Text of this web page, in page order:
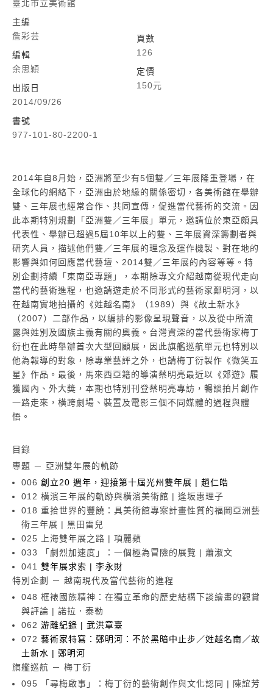
臺北市立美術館
主編
詹彩芸
編輯
余思穎
出版日
2014/09/26
書號
977-101-80-2200-1
頁數
126
定價
150元
2014年自8月始，亞洲將至少有5個雙／三年展隆重登場，在
全球化的網絡下，亞洲由於地緣的關係密切，各美術館在舉辦
雙、三年展也經常合作、共同宣傳，促進當代藝術的交流。因
此本期特別規劃「亞洲雙／三年展」單元，邀請位於東亞頗具
代表性、舉辦已超過5屆10年以上的雙、三年展資深籌劃者與
研究人員，描述他們雙／三年展的理念及運作機製、對在地的
影響與如何回應當代藝壇、2014雙／三年展的內容等等。特
別企劃持續「東南亞專題」，本期除專文介紹越南從現代走向
當代的藝術進程，也邀請遊走於不同形式的藝術家鄭明河，以
在越南實地拍攝的《姓越名南》（1989）與《故土新水》
（2007）二部作品，以編排的影像呈現聲音，以及從中所流
露與姓別及國族主義有關的奧義。台灣資深的當代藝術家梅丁
衍也在此時舉辦首次大型回顧展，因此旗艦巡航單元也特別以
他為報導的對象，除專業藝評之外，也請梅丁衍製作《微笑五
星》作品。最後，馬來西亞籍的導演蔡明亮最近以《郊遊》履
獲國內、外大奬，本期也特別刊登蔡明亮專訪，暢談拍片創作
一路走來，橫跨劇場、裝置及電影三個不同媒體的過程與體
悟。
目錄
專題 － 亞洲雙年展的軌跡
006 創立20 週年，迎接第十屆光州雙年展 | 趙仁皓
012 橫濱三年展的軌跡與橫濱美術館 | 逢坂惠理子
018 重拾世界的豐饒：具美術館專案計畫性質的福岡亞洲藝
術三年展 | 黑田雷兒
025 上海雙年展之路 | 項麗蘋
033 「劇烈加速度」：一個極為冒險的展覽 | 蕭淑文
041 雙年展求索 | 李永財
特別企劃 － 越南現代及當代藝術的進程
048 框裱國族精神：在獨立革命的歷史結構下談繪畫的觀賞
與評論 | 諾拉．泰勒
062 游離紀錄 | 武洪章臺
072 藝術家特寫：鄭明河：不於黑暗中止步／姓越名南／故
土新水 | 鄭明河
旗艦巡航 － 梅丁衍
095 「尋梅啟事」：梅丁衍的藝術創作與文化認同 | 陳誼芳